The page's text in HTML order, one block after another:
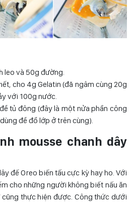
leo và 50g đường.
cho 4g Gelatin (đã ngâm cùng 20g
với 100g nước.
tủ đông (đây là một nửa phần công
để đổ lớp ở trên cùng).
mousse chanh dây
đế Oreo biến tấu cực kỳ hay ho. Với
cho những người không biết nấu ăn
thực hiện được. Công thức dưới